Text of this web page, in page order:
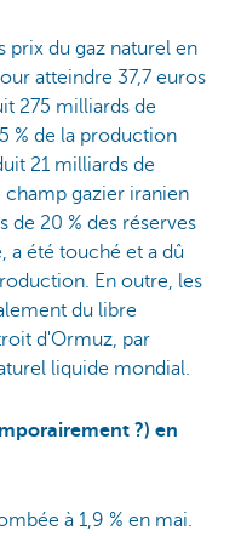
prix du gaz naturel en
atteindre 37,7 euros
275 milliards de
% de la production
21 milliards de
champ gazier iranien
de 20 % des réserves
a été touché et a dû
En outre, les
du libre
d'Ormuz, par
liquide mondial.
?) en
à 1,9 % en mai.